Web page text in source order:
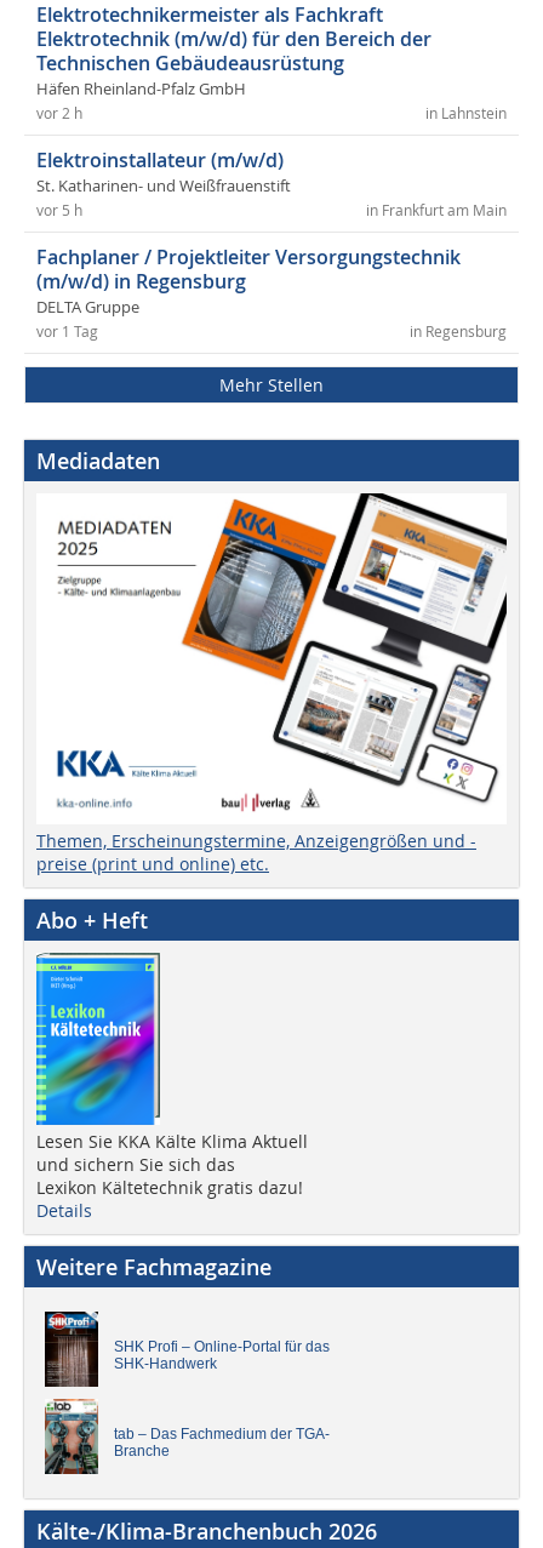
Elektrotechnikermeister als Fachkraft
Elektrotechnik (m/w/d) für den Bereich der
Technischen Gebäudeausrüstung
Häfen Rheinland-Pfalz GmbH
in Lahnstein
vor 2 h
Elektroinstallateur (m/w/d)
St. Katharinen- und Weißfrauenstift
in Frankfurt am Main
vor 5 h
Fachplaner / Projektleiter Versorgungstechnik
(m/w/d) in Regensburg
DELTA Gruppe
in Regensburg
vor 1 Tag
Mehr Stellen
Mediadaten
Themen, Erscheinungstermine, Anzeigengrößen und -
preise (print und online) etc.
Abo + Heft
Lesen Sie KKA Kälte Klima Aktuell
und sichern Sie sich das
Lexikon Kältetechnik gratis dazu!
Details
Weitere Fachmagazine
SHK Profi – Online-Portal für das
SHK-Handwerk
tab – Das Fachmedium der TGA-
Branche
Kälte-/Klima-Branchenbuch 2026